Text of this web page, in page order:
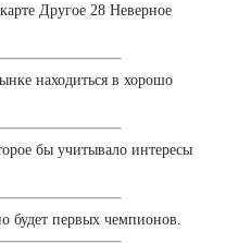
Другое 28 Неверное
находиться в хорошо
бы учитывало интересы
первых чемпионов.